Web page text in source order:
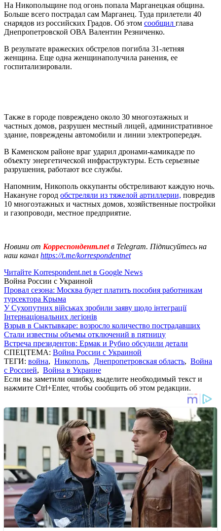
На Никопольщине под огонь попала Марганецкая община.
Больше всего пострадал сам Марганец. Туда прилетели 40
снарядов из российских Градов. Об этом сообщил глава
Днепропетровской ОВА Валентин Резниченко.
В результате вражеских обстрелов погибла 31-летняя
женщина. Еще одна женщинаполучила ранения, ее
госпитализировали.
Также в городе повреждено около 30 многоэтажных и
частных домов, разрушен местный лицей, административное
здание, повреждены автомобили и линии электропередач.
В Каменском районе враг ударил дронами-камикадзе по
объекту энергетической инфраструктуры. Есть серьезные
разрушения, работают все службы.
Напомним, Никополь оккупанты обстреливают каждую ночь.
Накануне город обстреляли из тяжелой артиллерии, повредив
10 многоэтажных и частных домов, хозяйственные постройки
и газопроводи, местное предприятие.
Новини от Корреспондент.netв Telegram. Підписуйтесь на
наш канал https://t.me/korrespondentnet
Читайте Korrespondent.net в Google News
Война России с Украиной
Провал сезона: Москва будет платить пособия работникам
турсектора Крыма
У Сухопутних військах зробили заяву щодо інтеграції
Інтернаціональних легіонів
Взрыв в Сыктывкаре: возросло количество пострадавших
Стали известны объемы отключений в пятницу
Встреча президентов: Ермак и Рубио обсудили детали
СПЕЦТЕМА: Война России с Украиной
ТЕГИ: война, Никополь, Днепропетровская область, Война
с Россией, Война в Украине
Если вы заметили ошибку, выделите необходимый текст и
нажмите Ctrl+Enter, чтобы сообщить об этом редакции.